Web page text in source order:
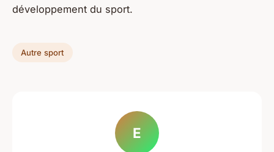
développement du sport.
Autre sport
E